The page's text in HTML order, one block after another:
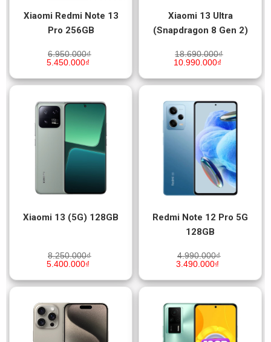
Xiaomi Redmi Note 13
Pro 256GB
6.950.000₫
5.450.000₫
Xiaomi 13 Ultra
(Snapdragon 8 Gen 2)
18.690.000₫
10.990.000₫
Xiaomi 13 (5G) 128GB
8.250.000₫
5.400.000₫
Redmi Note 12 Pro 5G
128GB
4.990.000₫
3.490.000₫